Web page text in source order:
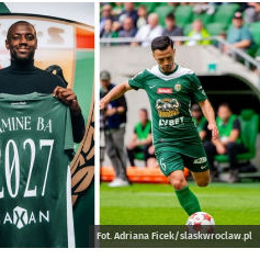
Fot. Adriana Ficek/slaskwroclaw.pl